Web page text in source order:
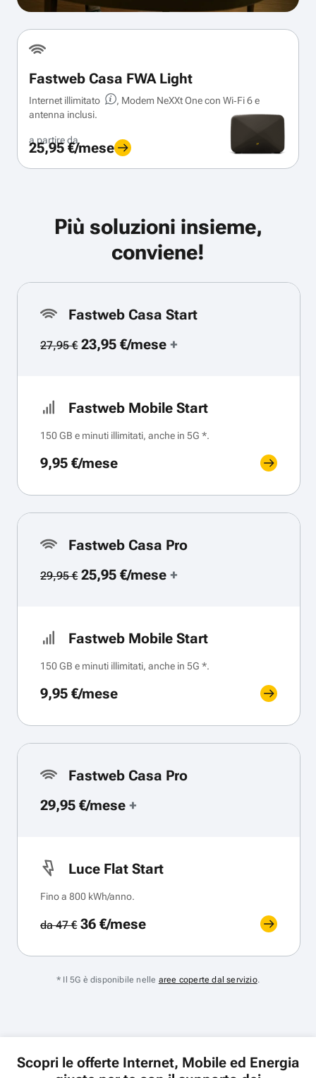
Fastweb Casa FWA Light
Internet illimitato
, Modem NeXXt One con Wi‑Fi 6 e
antenna inclusi.
a partire da
25,95 €/mese
Più soluzioni insieme,
conviene!
Fastweb Casa Start
27,95 €23,95 €/mese+
Fastweb Mobile Start
150 GB e minuti illimitati, anche in 5G *.
9,95 €/mese
Fastweb Casa Pro
29,95 €25,95 €/mese+
Fastweb Mobile Start
150 GB e minuti illimitati, anche in 5G *.
9,95 €/mese
Fastweb Casa Pro
29,95 €/mese +
Luce Flat Start
Fino a 800 kWh/anno.
da 47 €36 €/mese
* Il 5G è disponibile nelle aree coperte dal servizio.
Scopri le offerte Internet, Mobile ed Energia